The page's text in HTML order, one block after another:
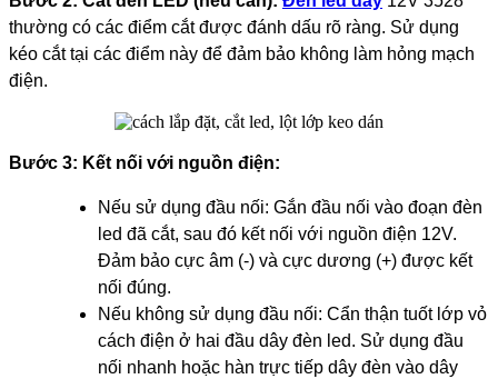
thường có các điểm cắt được đánh dấu rõ ràng. Sử dụng
kéo cắt tại các điểm này để đảm bảo không làm hỏng mạch
điện.
Bước 3: Kết nối với nguồn điện:
Nếu sử dụng đầu nối: Gắn đầu nối vào đoạn đèn
led đã cắt, sau đó kết nối với nguồn điện 12V.
Đảm bảo cực âm (-) và cực dương (+) được kết
nối đúng.
Nếu không sử dụng đầu nối: Cẩn thận tuốt lớp vỏ
cách điện ở hai đầu dây đèn led. Sử dụng đầu
nối nhanh hoặc hàn trực tiếp dây đèn vào dây